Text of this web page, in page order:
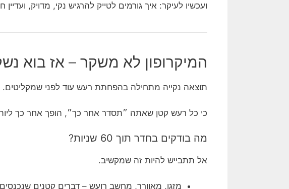
ועכשיו לעיקר: איך גורמים לטייק להרגיש נקי, מדויק, ועדיין
המיקרופון לא משקר – אז בוא
תוצאה נקייה מתחילה בהפחתת רעש עוד לפני שמקליטים.
כי כל רעש קטן שאתה ״תסדר אחר כך״, הופך אחר כך
מה בודקים בחדר תוך 60 שניות?
אל תתבייש להיות זה שמקשיב.
מזגן, מאוורר, מחשב רועש – דברים קטנים